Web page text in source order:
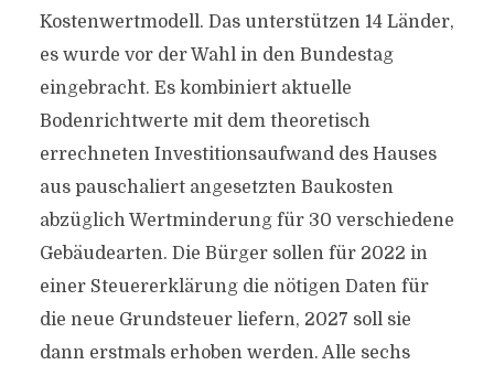
Kostenwertmodell. Das unterstützen 14 Länder,
es wurde vor der Wahl in den Bundestag
eingebracht. Es kombiniert aktuelle
Bodenrichtwerte mit dem theoretisch
errechneten Investitionsaufwand des Hauses
aus pauschaliert angesetzten Baukosten
abzüglich Wertminderung für 30 verschiedene
Gebäudearten. Die Bürger sollen für 2022 in
einer Steuererklärung die nötigen Daten für
die neue Grundsteuer liefern, 2027 soll sie
dann erstmals erhoben werden. Alle sechs